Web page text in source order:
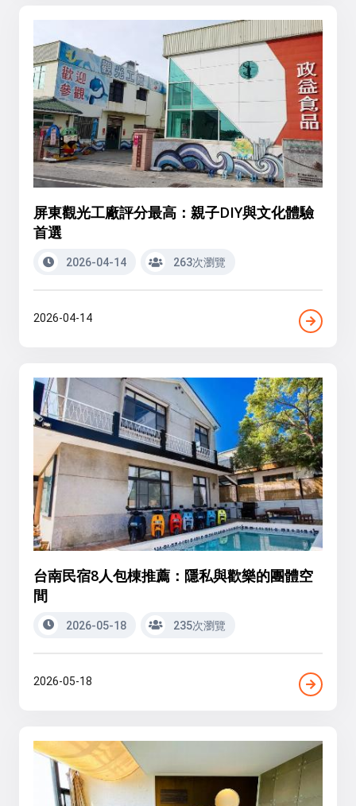
屏東觀光工廠評分最高：親子DIY與文化體驗
首選
2026-04-14 263次瀏覽
2026-04-14
台南民宿8人包棟推薦：隱私與歡樂的團體空
間
2026-05-18 235次瀏覽
2026-05-18